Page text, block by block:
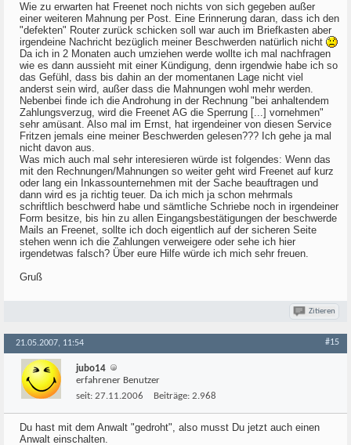
Wie zu erwarten hat Freenet noch nichts von sich gegeben außer
einer weiteren Mahnung per Post. Eine Erinnerung daran, dass ich den
"defekten" Router zurück schicken soll war auch im Briefkasten aber
irgendeine Nachricht bezüglich meiner Beschwerden natürlich nicht
Da ich in 2 Monaten auch umziehen werde wollte ich mal nachfragen
wie es dann aussieht mit einer Kündigung, denn irgendwie habe ich so
das Gefühl, dass bis dahin an der momentanen Lage nicht viel
anderst sein wird, außer dass die Mahnungen wohl mehr werden.
Nebenbei finde ich die Androhung in der Rechnung "bei anhaltendem
Zahlungsverzug, wird die Freenet AG die Sperrung [...] vornehmen"
sehr amüsant. Also mal im Ernst, hat irgendeiner von diesen Service
Fritzen jemals eine meiner Beschwerden gelesen??? Ich gehe ja mal
nicht davon aus.
Was mich auch mal sehr interesieren würde ist folgendes: Wenn das
mit den Rechnungen/Mahnungen so weiter geht wird Freenet auf kurz
oder lang ein Inkassounternehmen mit der Sache beauftragen und
dann wird es ja richtig teuer. Da ich mich ja schon mehrmals
schriftlich beschwerd habe und sämtliche Schriebe noch in irgendeiner
Form besitze, bis hin zu allen Eingangsbestätigungen der beschwerde
Mails an Freenet, sollte ich doch eigentlich auf der sicheren Seite
stehen wenn ich die Zahlungen verweigere oder sehe ich hier
irgendetwas falsch? Über eure Hilfe würde ich mich sehr freuen.
Gruß
Zitieren
21.05.2007, 11:54 #15
jubo14
erfahrener Benutzer
seit: 27.11.2006 Beiträge: 2.968
Du hast mit dem Anwalt "gedroht", also musst Du jetzt auch einen
Anwalt einschalten.